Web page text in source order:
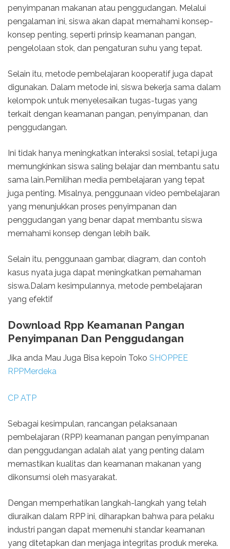
penyimpanan makanan atau penggudangan. Melalui
pengalaman ini, siswa akan dapat memahami konsep-
konsep penting, seperti prinsip keamanan pangan,
pengelolaan stok, dan pengaturan suhu yang tepat.
Selain itu, metode pembelajaran kooperatif juga dapat
digunakan. Dalam metode ini, siswa bekerja sama dalam
kelompok untuk menyelesaikan tugas-tugas yang
terkait dengan keamanan pangan, penyimpanan, dan
penggudangan.
Ini tidak hanya meningkatkan interaksi sosial, tetapi juga
memungkinkan siswa saling belajar dan membantu satu
sama lain.Pemilihan media pembelajaran yang tepat
juga penting. Misalnya, penggunaan video pembelajaran
yang menunjukkan proses penyimpanan dan
penggudangan yang benar dapat membantu siswa
memahami konsep dengan lebih baik.
Selain itu, penggunaan gambar, diagram, dan contoh
kasus nyata juga dapat meningkatkan pemahaman
siswa.Dalam kesimpulannya, metode pembelajaran
yang efektif
Download Rpp Keamanan Pangan
Penyimpanan Dan Penggudangan
Jika anda Mau Juga Bisa kepoin Toko SHOPPEE
RPPMerdeka
CP ATP
Sebagai kesimpulan, rancangan pelaksanaan
pembelajaran (RPP) keamanan pangan penyimpanan
dan penggudangan adalah alat yang penting dalam
memastikan kualitas dan keamanan makanan yang
dikonsumsi oleh masyarakat.
Dengan memperhatikan langkah-langkah yang telah
diuraikan dalam RPP ini, diharapkan bahwa para pelaku
industri pangan dapat memenuhi standar keamanan
yang ditetapkan dan menjaga integritas produk mereka.